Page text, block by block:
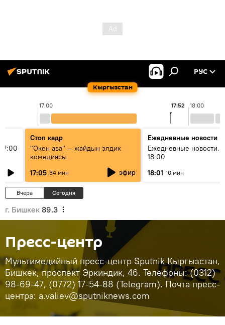
Кыргызстан
РУС
17:00 18:00
17:52
Стоп кадр
"Окен ава" — жайдын элдик
комедиясы
17:05 34 мин эфир
Ежедневные новости
Ежедневные новости.
18:00
18:01 10 мин
Вчера Сегодня
г. Бишкек 89.3
Пресс-центр
Мультимедийный пресс-центр Sputnik Кыргызстан,
Бишкек, проспект Эркиндик, 46. Телефоны: (0312)
98-69-47, (0772) 17-54-88 (Telegram). Почта пресс-
центра: a.valiev@sputniknews.com